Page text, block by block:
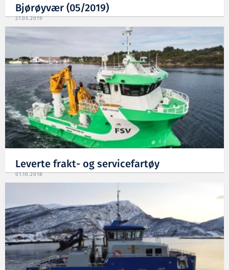
Bjørøyvær (05/2019)
27.05.2019
Leverte frakt- og servicefartøy
01.10.2018